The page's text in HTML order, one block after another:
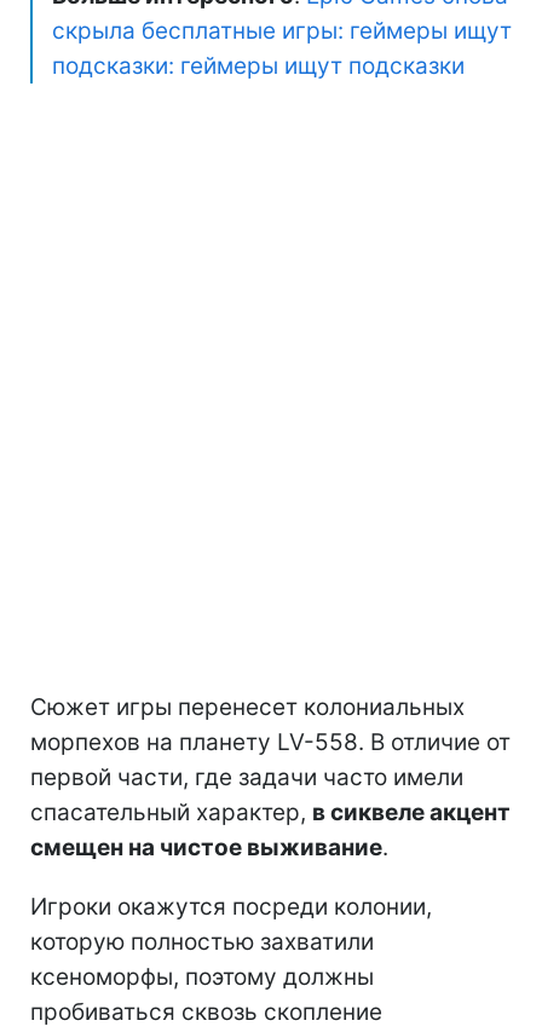
скрыла бесплатные игры: геймеры ищут
подсказки: геймеры ищут подсказки
Сюжет игры перенесет колониальных
морпехов на планету LV-558. В отличие от
первой части, где задачи часто имели
спасательный характер, в сиквеле акцент
смещен на чистое выживание.
Игроки окажутся посреди колонии,
которую полностью захватили
ксеноморфы, поэтому должны
пробиваться сквозь скопление